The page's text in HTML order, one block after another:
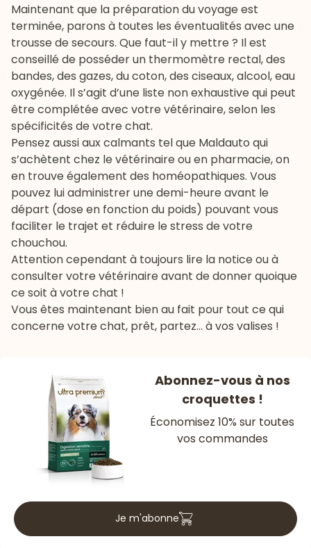
Maintenant que la préparation du voyage est
terminée, parons à toutes les éventualités avec une
trousse de secours. Que faut-il y mettre ? Il est
conseillé de posséder un thermomètre rectal, des
bandes, des gazes, du coton, des ciseaux, alcool, eau
oxygénée. Il s’agit d’une liste non exhaustive qui peut
être complétée avec votre vétérinaire, selon les
spécificités de votre chat.
Pensez aussi aux calmants tel que Maldauto qui
s’achètent chez le vétérinaire ou en pharmacie, on
en trouve également des homéopathiques. Vous
pouvez lui administrer une demi-heure avant le
départ (dose en fonction du poids) pouvant vous
faciliter le trajet et réduire le stress de votre
chouchou.
Attention cependant à toujours lire la notice ou à
consulter votre vétérinaire avant de donner quoique
ce soit à votre chat !
Vous êtes maintenant bien au fait pour tout ce qui
concerne votre chat, prêt, partez… à vos valises !
Abonnez-vous à nos
croquettes !
Économisez 10% sur toutes
vos commandes
Je m'abonne